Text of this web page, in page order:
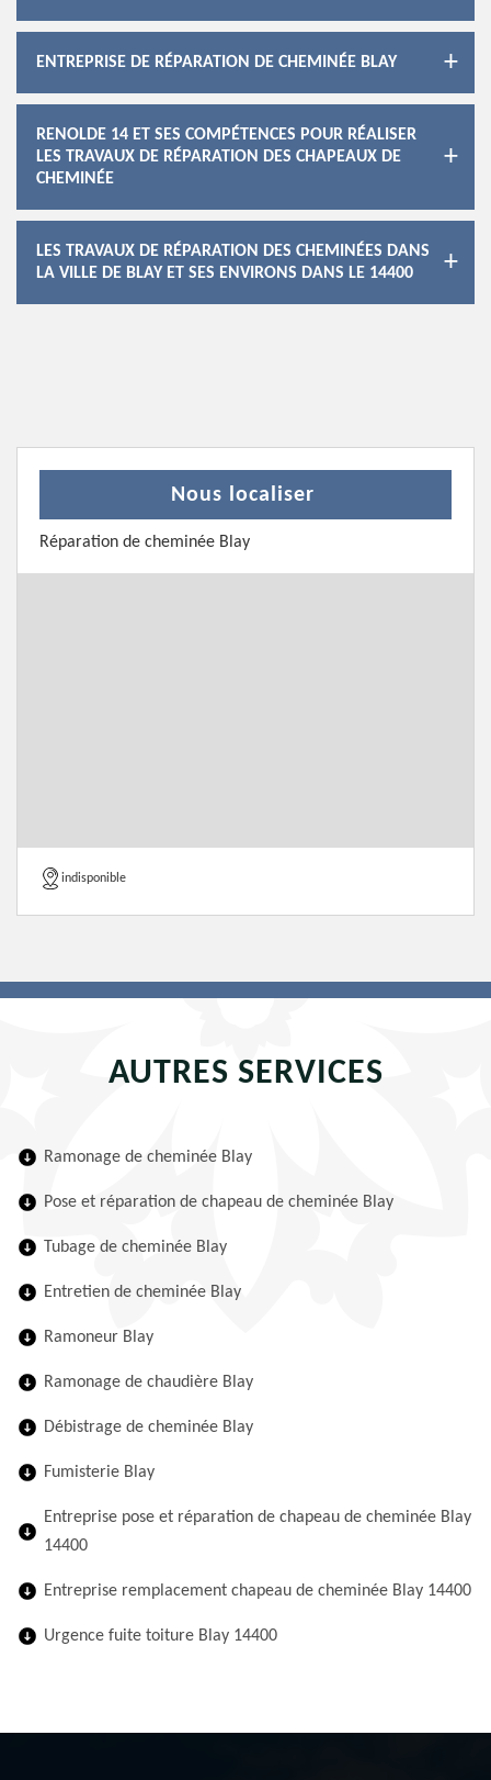
ENTREPRISE DE RÉPARATION DE CHEMINÉE BLAY
RENOLDE 14 ET SES COMPÉTENCES POUR RÉALISER
LES TRAVAUX DE RÉPARATION DES CHAPEAUX DE
CHEMINÉE
LES TRAVAUX DE RÉPARATION DES CHEMINÉES DANS
LA VILLE DE BLAY ET SES ENVIRONS DANS LE 14400
Nous localiser
Réparation de cheminée Blay
indisponible
AUTRES SERVICES
Ramonage de cheminée Blay
Pose et réparation de chapeau de cheminée Blay
Tubage de cheminée Blay
Entretien de cheminée Blay
Ramoneur Blay
Ramonage de chaudière Blay
Débistrage de cheminée Blay
Fumisterie Blay
Entreprise pose et réparation de chapeau de cheminée Blay
14400
Entreprise remplacement chapeau de cheminée Blay 14400
Urgence fuite toiture Blay 14400